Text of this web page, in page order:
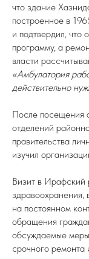
что здание
построенное в
и подтвердил, что
программу, а
власти
«Амбулатория
действительно
После посещения
отделений
правительства
изучил
Визит в Ирафский
здравоохранения,
на постоянном
обращения
обсуждаемые
срочного ремонта